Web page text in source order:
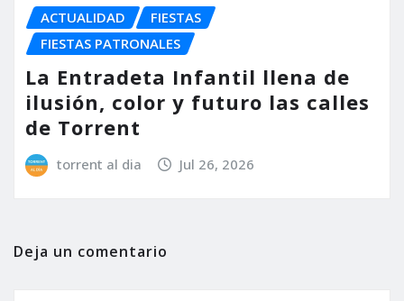
ACTUALIDAD
FIESTAS
FIESTAS PATRONALES
La Entradeta Infantil llena de
ilusión, color y futuro las calles
de Torrent
torrent al dia Jul 26, 2026
Deja un comentario